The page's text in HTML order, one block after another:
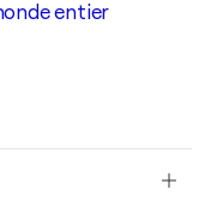
entier